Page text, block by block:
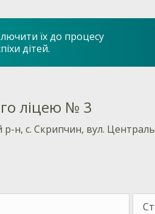
їх до процесу
дітей.
ліцею № 3
р-н, с. Скрипчин, вул.